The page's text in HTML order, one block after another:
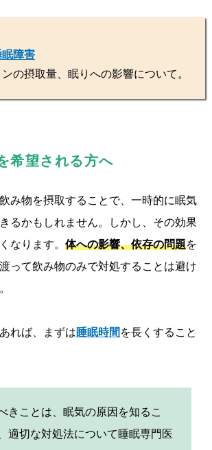
眠障害
の摂取量、眠りへの影響について。
希望される方へ
み物を摂取することで、一時的に眠気
るかもしれません。しかし、その効果
なります。 体への影響、依存の問題を
って飲み物のみで対処することは避け
れば、まずは睡眠時間 を長くすること
きことは、眠気の原因を知るこ
適切な対処法について睡眠専門医